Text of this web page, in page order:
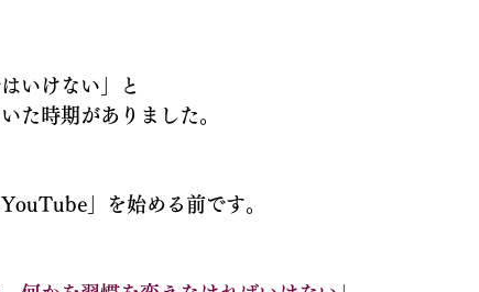
いけない」と
た時期がありました。
」を始める前です。